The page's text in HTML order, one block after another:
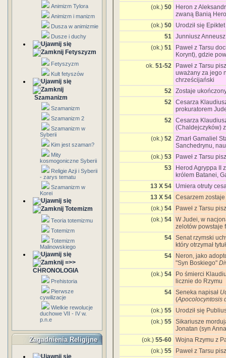
Animizm Tylora
Animizm i manizm
Dusza w animizmie
Dusze i duchy
Fetyszyzm
Fetyszyzm
Kult fetyszów
Szamanizm
Szamanizm
Szamanizm 2
Szamanizm w
Syberii
Kim jest szaman?
Mity
kosmogoniczne Syberii
Religie Azji i Syberii
- zarys tematu
Szamanizm w
Korei
Totemizm
Teoria totemizmu
Totemizm
Totemizm
Malinowskiego
=>>
CHRONOLOGIA
Prehistoria
Pierwsze
cywilizacje
Wielkie rewolucje
duchowe VII - IV w.
p.n.e
Zagadnienia Religijne
(ok.) 50
Heron z
zwaną Banią
(ok.) 50
Urodził się
51 Junniusz
(ok.) 51
Paweł z Tarsu
Korynt), gdzie
ok. 51-52
Paweł z Tarsu
uważany za jego
chrześcijański
52 Zostaje
52 Cesarza
prokuratorem
52 Cesarza
(Chaldejczyków)
(ok.) 52 Zmarł Gamaliel
Sanchedrynu,
(ok.) 53
Paweł z Tarsu
53
Herod Agryppa II
królem Batanei,
13 X 54
Umiera otruty
13 X 54 Cesarzem
(ok.) 54
Paweł z Tarsu
(ok.) 54 W Judei, w
zelotów powstaje
54 Senat rzymski
który otrzymał
54
Neron, jako
"Syn Boskiego"
(ok.) 54
Po śmierci
licznie do Rzymu
54 Seneka napisał
(Apocolocyntosis
(ok.) 55
Urodził się
(ok.) 55 Sikariusze
Jonatan (syn
(ok.) 55-60 Wojna Rzymu z
(ok.) 55
Paweł z Tarsu